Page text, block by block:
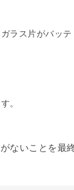
ラス片がバッ
。
いことを最